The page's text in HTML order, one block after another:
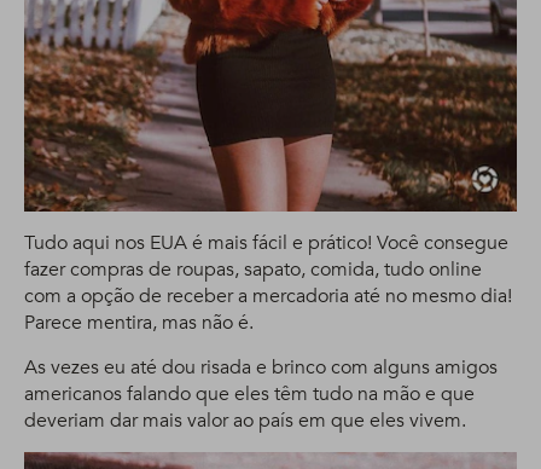
Tudo aqui nos EUA é mais fácil e prático! Você consegue
fazer compras de roupas, sapato, comida, tudo online
com a opção de receber a mercadoria até no mesmo dia!
Parece mentira, mas não é.
As vezes eu até dou risada e brinco com alguns amigos
americanos falando que eles têm tudo na mão e que
deveriam dar mais valor ao país em que eles vivem.